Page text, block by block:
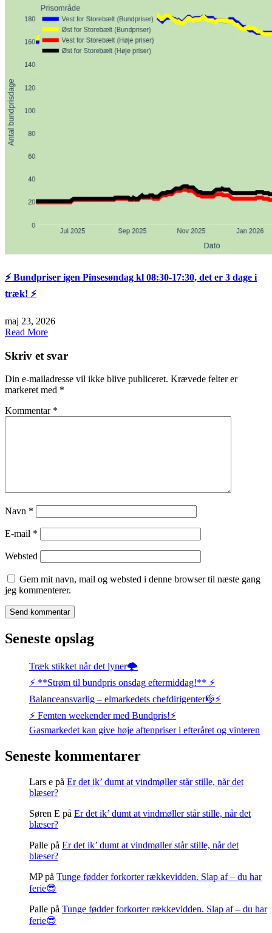
⚡️ Bundpriser igen Pinsesøndag kl 08:30-17:30, det er 3 dage i
træk! ⚡️
maj 23, 2026
Read More
Skriv et svar
Din e-mailadresse vil ikke blive publiceret. Krævede felter er
markeret med *
Kommentar *
Navn *
E-mail *
Websted
Gem mit navn, mail og websted i denne browser til næste gang
jeg kommenterer.
Seneste opslag
Træk stikket når det lyner🌩️
⚡️ **Strøm til bundpris onsdag eftermiddag!** ⚡️
Balanceansvarlig – elmarkedets chefdirigenter🎼⚡
⚡️ Femten weekender med Bundpris!⚡️
Gasmarkedet kan give høje aftenpriser i efteråret og vinteren
Seneste kommentarer
Lars e på Er det ik’ dumt at vindmøller står stille, når det
blæser?
Søren E på Er det ik’ dumt at vindmøller står stille, når det
blæser?
Palle på Er det ik’ dumt at vindmøller står stille, når det
blæser?
MPpå Tunge fødder forkorter rækkevidden. Slap af – du har
ferie😎
Palle på Tunge fødder forkorter rækkevidden. Slap af – du har
ferie😎